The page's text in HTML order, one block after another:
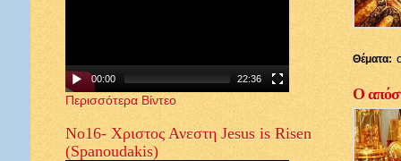
00:00 22:36
Περισσότερα Βίντεο
Νο16- Χριστος Ανεστη Jesus is Risen
(Spanoudakis)
Θέματα:
Ο